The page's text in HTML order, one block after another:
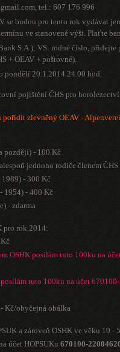
, tel.: 607 176 996
se budou pro tento rok vydávat
ve stanovené výši. Plaťte
S.A.), VS: rodné číslo, přidejte
+ OEAV + poštovné).
pondělí 20.1.201424.00 hod.
pojištění ČHS pro
pořídit zlevněný OEAV -
později) - 100 Kč
jednoho rodiče členem ČHS
- 300 Kč
1954) - 400 Kč
- zdarma
pro rok 2014:
OSHK posílám tuto 100ku na
tuto 100ku na účet
Kč/obyčejná obálka
a zároveň OSHK ve věku 19
účet HOPSUKu 670100-